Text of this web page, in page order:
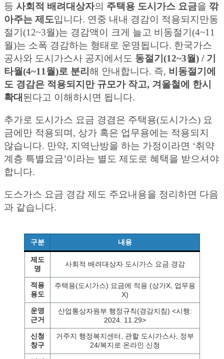
등 사회적 배려대상자의 주택용 도시가스 요금을 깎
아주는 제도입니다. 연중 내내 경감이 적용되지만동
절기(12~3월)는 경감액이 크게 늘고 비동절기(4~11
월)는 소폭 경감하는 형태로 운영됩니다. 한국가스
공사와 도시가스사 공지에서도 동절기(12~3월) / 기
타월(4~11월)로 분리 해 안내합니다. 즉, 비동절기에
도 경감은 적용되지만 규모가 작고, 겨울철에 한시
확대 된다고 이해하시면 됩니다.
추가로 도시가스 요금 경겸은 주택용(도시가스) 요
금에만 적용되며, 상가 혹은 업무용에는 적용되지
않습니다. 만약, 지역난방을 하는 가정이라면 ‘취약
계층 특별요금’이라는 별도 제도로 혜택을 받으셔야
합니다.
도스가스 요금 경감 제도 주요내용을 정리하면 다음
과 같습니다.
구분 내용
제도
명
사회적 배려대상자 도시가스 요금 경감
적용
용도
주택용(도시가스) 요금에 적용 (상가X, 업무용
X)
운영
근거
산업통상자원부 행정규칙(경감지침) <시행:
2024. 11.29>
신청
창구
거주지 행정복지센터, 관할 도시가스사, 정부
24/복지로 온라인 신청